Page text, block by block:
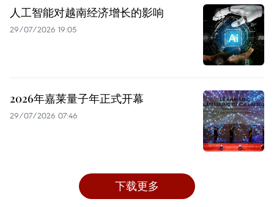
人工智能对越南经济增长的影响
29/07/2026 19:05
2026年嘉莱量子年正式开幕
29/07/2026 07:46
下载更多